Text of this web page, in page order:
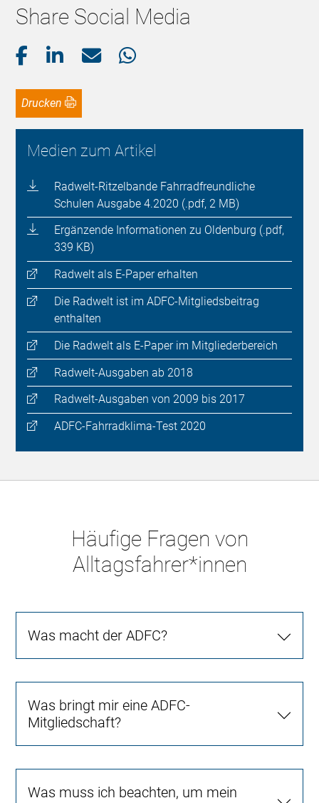
Share Social Media
Drucken
Medien zum Artikel
Radwelt-Ritzelbande Fahrradfreundliche
Schulen Ausgabe 4.2020 (.pdf, 2 MB)
Ergänzende Informationen zu Oldenburg (.pdf,
339 KB)
Radwelt als E-Paper erhalten
Die Radwelt ist im ADFC-Mitgliedsbeitrag
enthalten
Die Radwelt als E-Paper im Mitgliederbereich
Radwelt-Ausgaben ab 2018
Radwelt-Ausgaben von 2009 bis 2017
ADFC-Fahrradklima-Test 2020
Häufige Fragen von
Alltagsfahrer*innen
Was macht der ADFC?
Was bringt mir eine ADFC-
Mitgliedschaft?
Was muss ich beachten, um mein